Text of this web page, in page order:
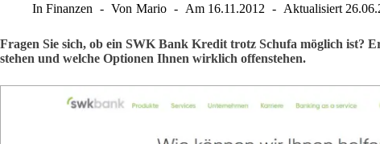
In Finanzen Von Mario Am 16.11.2012 Aktualisiert
Fragen Sie sich, ob ein SWK Bank Kredit trotz Schufa möglich ist?
stehen und welche Optionen Ihnen wirklich offenstehen.